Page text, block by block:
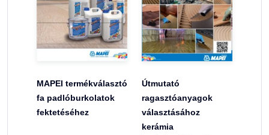
MAPEI termékválasztó
fa padlóburkolatok
fektetéséhez
Útmutató
ragasztóanyagok
választásához
kerámia